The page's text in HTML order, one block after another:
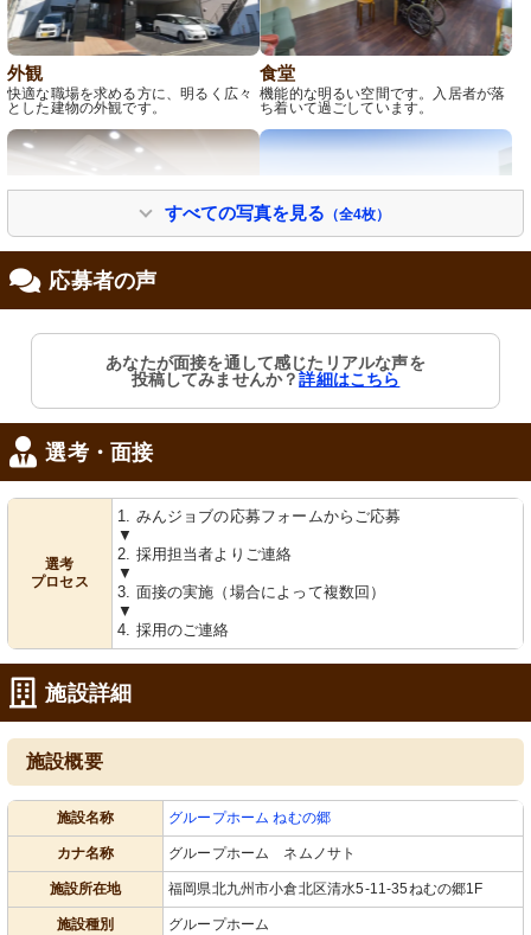
外観
快適な職場を求める方に、明るく広々
とした建物の外観です。
食堂
機能的な明るい空間です。入居者が落
ち着いて過ごしています。
食堂
明るく広々とした食事エリアで、利用
者同士の交流を促進しています。ゆと
りあるこの空間は居心地が良さそうで
す。
屋上
広々とした駐車場と自然豊かな環境が
魅力です。清潔感のある建物で、安心
の職場を提供いたします。
すべての写真を見る （全4枚）
応募者の声
あなたが面接を通して感じたリアルな声を
投稿してみませんか？詳細はこちら
選考・面接
選考
プロセス
1. みんジョブの応募フォームからご応募
▼
2. 採用担当者よりご連絡
▼
3. 面接の実施（場合によって複数回）
▼
4. 採用のご連絡
施設詳細
施設概要
施設名称 グループホーム ねむの郷
カナ名称 グループホーム ネムノサト
施設所在地 福岡県北九州市小倉北区清水5-11-35ねむの郷1F
施設種別 グループホーム